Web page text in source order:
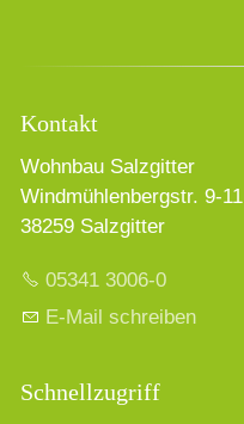
Kontakt
Wohnbau Salzgitter
Windmühlenbergstr. 9-11
38259 Salzgitter
05341 3006-0
E-Mail schreiben
Schnellzugriff